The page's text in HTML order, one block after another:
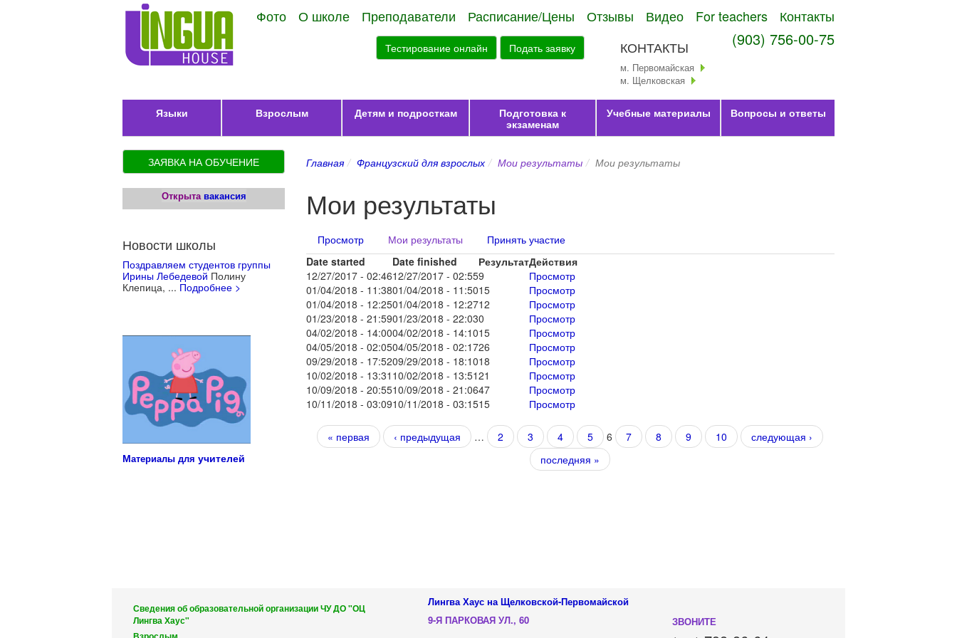
Фото О школе Преподаватели Расписание/Цены Отзывы Видео For teachers Контакты
(903) 756-00-75
КОНТАКТЫ
м. Первомайская
м. Щелковская
Тестирование онлайн Подать заявку
Языки Взрослым Детям и подросткам
Подготовка к
экзаменам
Учебные материалы Вопросы и ответы
ЗАЯВКА НА ОБУЧЕНИЕ
Открыта вакансия
Новости школы
Поздравляем студентов группы
Ирины Лебедевой Полину
Клепица, ... Подробнее >
Материалы для учителей
Главная Французский для взрослых Мои результаты Мои результаты
Мои результаты
Главные вкладки
Просмотр Мои результаты (активная
вкладка)
Принять участие
Date started
Date finished РезультатДействия
12/27/2017 - 02:4612/27/2017 - 02:559
Просмотр
01/04/2018 - 11:3801/04/2018 - 11:5015
Просмотр
01/04/2018 - 12:2501/04/2018 - 12:2712
Просмотр
01/23/2018 - 21:5901/23/2018 - 22:030
Просмотр
04/02/2018 - 14:0004/02/2018 - 14:1015
Просмотр
04/05/2018 - 02:0504/05/2018 - 02:1726
Просмотр
09/29/2018 - 17:5209/29/2018 - 18:1018
Просмотр
10/02/2018 - 13:31 10/02/2018 - 13:5121
Просмотр
10/09/2018 - 20:5510/09/2018 - 21:0647
Просмотр
10/11/2018 - 03:0910/11/2018 - 03:1515 Просмотр
Страницы
« первая ‹ предыдущая … 2 3 4 5 6 7 8 9 10
следующая ›
последняя »
Сведения об образовательной организации ЧУ ДО "ОЦ
Лингва Хаус"
Лингва Хаус на Щелковской-Первомайской
9-Я ПАРКОВАЯ УЛ., 60
ЗВОНИТЕ